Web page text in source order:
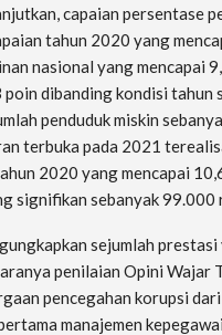
capaian persentase
tahun 2020 yang
nasional yang mencapai
dibanding kondisi tahun
penduduk miskin
terbuka pada 2021
2020 yang mencapai
signifikan sebanyak 99.000
sejumlah
penilaian Opini Wajar
pencegahan korupsi
manajemen